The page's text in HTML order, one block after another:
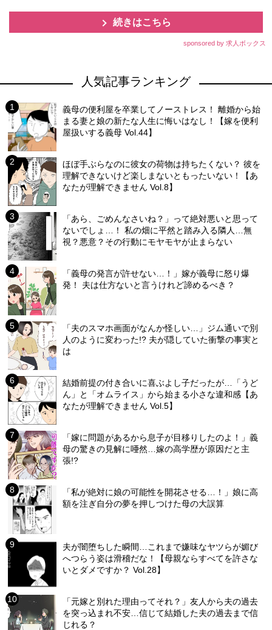
続きはこちら
sponsored by 求人ボックス
人気記事ランキング
義母の便利屋を卒業してノーストレス！ 離婚から始
まる妻と娘の新たな人生に悔いはなし！【嫁を便利
屋扱いする義母 Vol.44】
ほぼ手ぶらなのに彼女の荷物は持ちたくない？ 彼を
理解できないけど楽しまないともったいない！【あ
なたが理解できません Vol.8】
「あら、ごめんなさいね？」って絶対悪いと思って
ないでしょ…！ 私の畑に平然と踏み入る隣人…無
視？悪意？その行動にモヤモヤが止まらない
「義母の発言が許せない…！」嫁が義母に怒り爆
発！ 夫は仕方ないと言うけれど諦めるべき？
「夫のスマホ画面がなんか怪しい…」ジム通いで別
人のように変わった!? 夫が隠していた衝撃の事実と
は
結婚前提の付き合いに喜ぶよし子だったが…「うど
ん」と「オムライス」から始まる小さな違和感【あ
なたが理解できません Vol.5】
「嫁に問題があるから息子が目移りしたのよ！」義
母の驚きの見解に唖然…嫁の高学歴が原因だと主
張!?
「私が絶対に娘の可能性を開花させる…！」娘に高
額を注ぎ自分の夢を押しつけた母の大誤算
夫が闇堕ちした瞬間…これまで嫌味なヤツらが媚び
へつらう姿は滑稽だな！【母親ならすべてを許さな
いとダメですか？ Vol.28】
「元嫁と別れた理由ってそれ？」友人から夫の過去
を突っ込まれ不安…信じて結婚した夫の過去まで信
じれる？